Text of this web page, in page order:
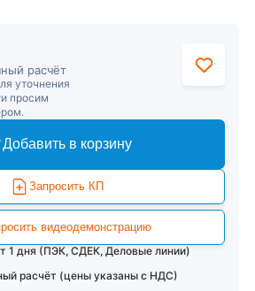
расчёт
уточнения
просим
Добавить в корзину
Запросить КП
видеодемонстрацию
1 дня (ПЭК, СДЕК, Деловые линии)
расчёт (цены указаны с НДС)